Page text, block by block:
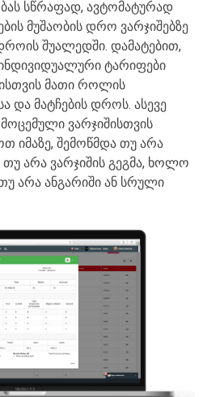
სწრაფად, ავტომატურად
მუშაობის დრო ვარჯიშებზე
შუალედში. დამატებით,
ტარიფები
მათი როლის
და მატჩების დროს. ასევე
ვარჯიშისთვის
იმაზე, შემოწმდა თუ არა
არა ვარჯიშის გეგმა, ხოლო
არა ანგარიში ან სრული